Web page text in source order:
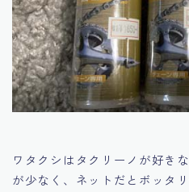
ワタクシはタクリーノが好き
が少なく、ネットだとボッタリ